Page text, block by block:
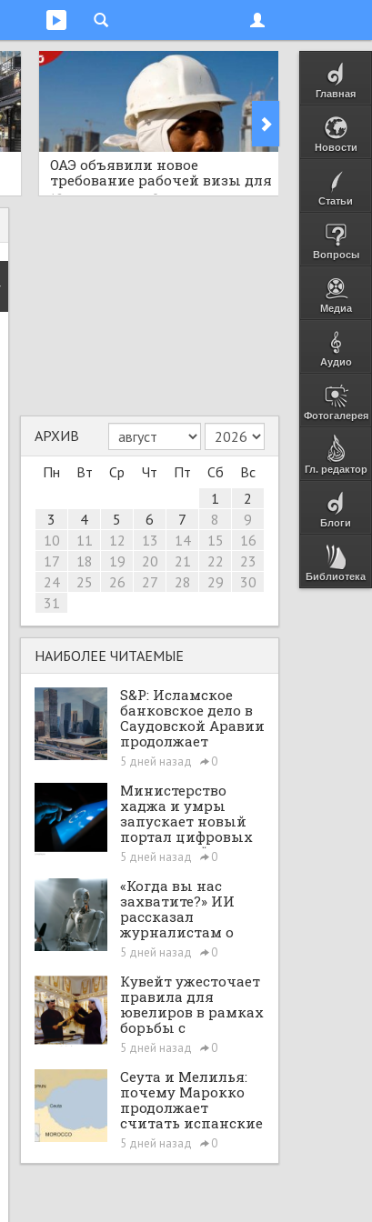
Главная
Новости
Статьи
Вопросы
Медиа
Аудио
Фотогалерея
Гл. редактор
Блоги
Библиотека
ОАЭ объявили новое
требование рабочей визы для
африканской страны,
12 часов назад 0
тигр
дикую
12 часов
АРХИВ
Пн
Вт Ср Чт Пт Сб
Вс
1
2
3
4 5 6 7 8
9
10
11 12 13 14 15
16
17
18 19 20 21 22
23
24
25 26 27 28 29
30
31
НАИБОЛЕЕ ЧИТАЕМЫЕ
S&P: Исламское
банковское дело в
Саудовской Аравии
продолжает
расширяться при
поддержке Vision
2030 и рыночных
реформ
5 дней назад 0
Министерство
хаджа и умры
запускает новый
портал цифровых
интеграций
5 дней назад 0
«Когда вы нас
захватите?» ИИ
рассказал
журналистам о
планах по
покорению мира в
большом интервью
с ChatGPT
5 дней назад 0
Кувейт ужесточает
правила для
ювелиров в рамках
борьбы с
отмыванием денег
5 дней назад 0
Сеута и Мелилья:
почему Марокко
продолжает
считать испанские
анклавы своими
территориями
5 дней назад 0